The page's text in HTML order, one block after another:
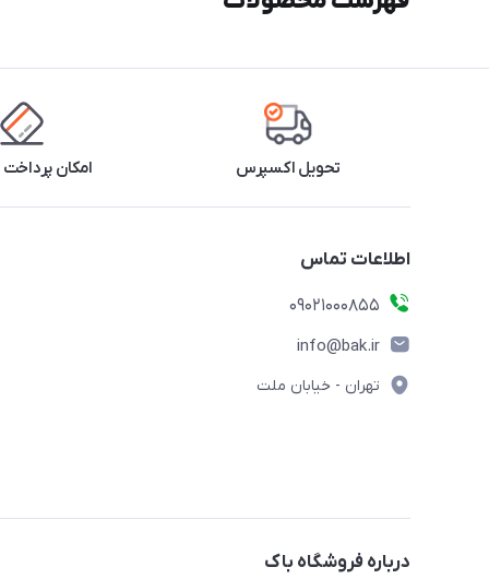
تحویل اکسپرس امکان
اطلاعات تماس
09021000855
info@bak.ir
تهران - خیابان ملت
درباره فروشگاه باک